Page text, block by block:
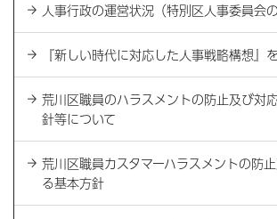
人事行政の運営状況（特別区人事委員会
『新しい時代に対応した人事戦略構想』
荒川区職員のハラスメントの防止及び対
針等について
荒川区職員カスタマーハラスメントの防
る基本方針